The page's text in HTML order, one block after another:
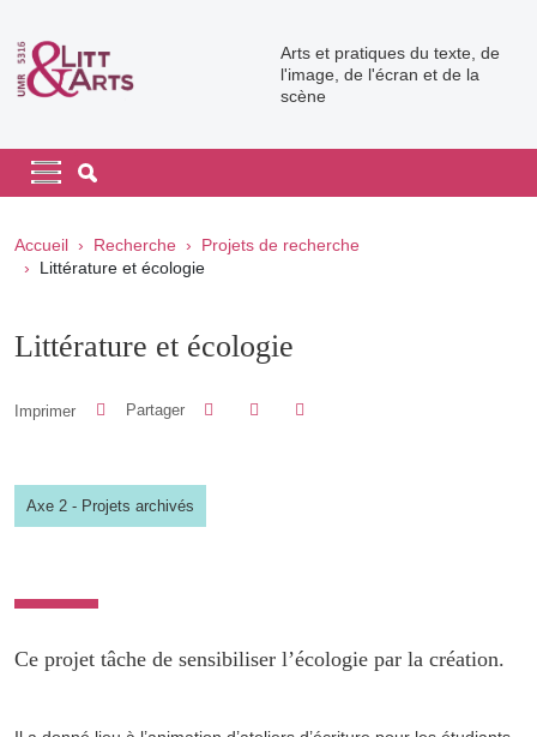
Arts et pratiques du texte, de
l'image, de l'écran et de la
scène
Navigation principale
Navigation principale mobile
Fil d'Ariane
Accueil Recherche
Projets de recherche
Littérature et écologie
Littérature et écologie
Imprimer Partager Partager sur Facebook
Partager sur LinkedIn
Axe 2 - Projets archivés
Ce projet tâche de sensibiliser l’écologie par la création.